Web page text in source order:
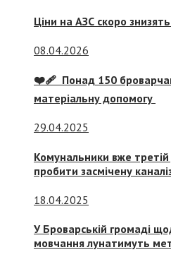
Ціни на АЗС скоро
08.04.2026
❤️‍🩹 Понад 150
матеріальну допомогу
29.04.2025
Комунальники вже
пробити засмічену
18.04.2025
У Броварській громаді
мовчання лунатимуть